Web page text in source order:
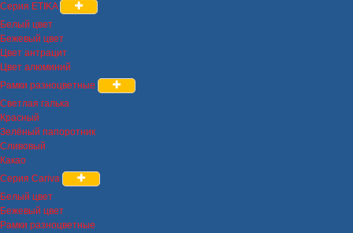
Серия ETIKA
Белый цвет
Бежевый цвет
Цвет антрацит
Цвет алюминий
Рамки разноцветные
Светлая галька
Красный
Зелёный папоротник
Сливовый
Какао
Серия Cariva
Белый цвет
Бежевый цвет
Рамки разноцветные